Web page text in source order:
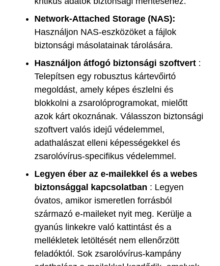
Network-Attached Storage (NAS):
Használjon NAS-eszközöket a fájlok
biztonsági másolatainak tárolására.
Használjon átfogó biztonsági szoftvert :
Telepítsen egy robusztus kártevőirtó
megoldást, amely képes észlelni és
blokkolni a zsarolóprogramokat, mielőtt
azok kárt okoznának. Válasszon biztonsági
szoftvert valós idejű védelemmel,
adathalászat elleni képességekkel és
zsarolóvírus-specifikus védelemmel.
Legyen éber az e-mailekkel és a webes
biztonsággal kapcsolatban : Legyen
óvatos, amikor ismeretlen forrásból
származó e-maileket nyit meg. Kerülje a
gyanús linkekre való kattintást és a
mellékletek letöltését nem ellenőrzött
feladóktól. Sok zsarolóvírus-kampány